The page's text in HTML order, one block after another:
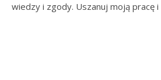
wiedzy i zgody. Uszanuj moją pracę i